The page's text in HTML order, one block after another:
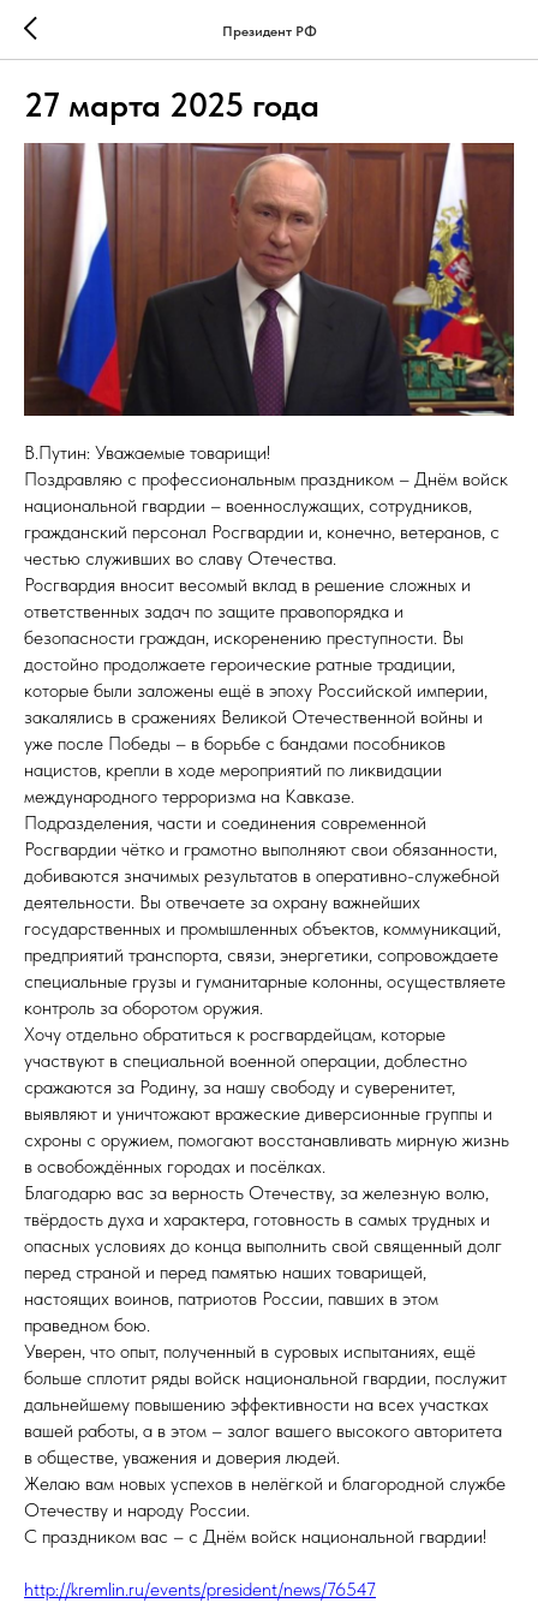
Президент РФ
27 марта 2025 года
В.Путин: Уважаемые товарищи!
Поздравляю с профессиональным праздником – Днём войск
национальной гвардии – военнослужащих, сотрудников,
гражданский персонал Росгвардии и, конечно, ветеранов, с
честью служивших во славу Отечества.
Росгвардия вносит весомый вклад в решение сложных и
ответственных задач по защите правопорядка и
безопасности граждан, искоренению преступности. Вы
достойно продолжаете героические ратные традиции,
которые были заложены ещё в эпоху Российской империи,
закалялись в сражениях Великой Отечественной войны и
уже после Победы – в борьбе с бандами пособников
нацистов, крепли в ходе мероприятий по ликвидации
международного терроризма на Кавказе.
Подразделения, части и соединения современной
Росгвардии чётко и грамотно выполняют свои обязанности,
добиваются значимых результатов в оперативно-служебной
деятельности. Вы отвечаете за охрану важнейших
государственных и промышленных объектов, коммуникаций,
предприятий транспорта, связи, энергетики, сопровождаете
специальные грузы и гуманитарные колонны, осуществляете
контроль за оборотом оружия.
Хочу отдельно обратиться к росгвардейцам, которые
участвуют в специальной военной операции, доблестно
сражаются за Родину, за нашу свободу и суверенитет,
выявляют и уничтожают вражеские диверсионные группы и
схроны с оружием, помогают восстанавливать мирную жизнь
в освобождённых городах и посёлках.
Благодарю вас за верность Отечеству, за железную волю,
твёрдость духа и характера, готовность в самых трудных и
опасных условиях до конца выполнить свой священный долг
перед страной и перед памятью наших товарищей,
настоящих воинов, патриотов России, павших в этом
праведном бою.
Уверен, что опыт, полученный в суровых испытаниях, ещё
больше сплотит ряды войск национальной гвардии, послужит
дальнейшему повышению эффективности на всех участках
вашей работы, а в этом – залог вашего высокого авторитета
в обществе, уважения и доверия людей.
Желаю вам новых успехов в нелёгкой и благородной службе
Отечеству и народу России.
С праздником вас – с Днём войск национальной гвардии!
http://kremlin.ru/events/president/news/76547